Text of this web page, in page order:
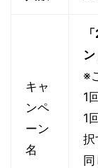
キャ
ンペ
ーン
名
※
1
1
択